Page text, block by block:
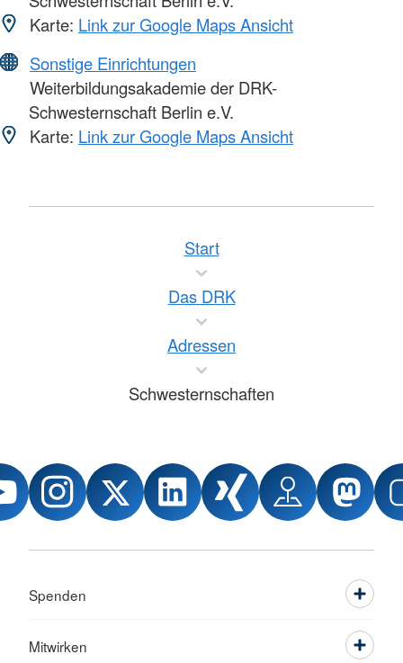
Karte: Link zur Google Maps Ansicht
Sonstige Einrichtungen
Weiterbildungsakademie der DRK-
Schwesternschaft Berlin e.V.
Karte: Link zur Google Maps Ansicht
Start
Das DRK
Adressen
Schwesternschaften
Spenden
Mitwirken